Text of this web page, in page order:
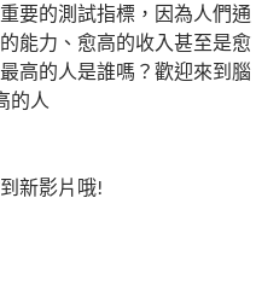
要的測試指標，因為人們通
能力、愈高的收入甚至是愈
高的人是誰嗎？歡迎來到腦
的人
新影片哦!